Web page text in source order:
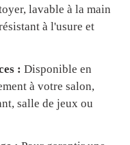
lavable à la main
à l'usure et
: Disponible en
à votre salon,
salle de jeux ou